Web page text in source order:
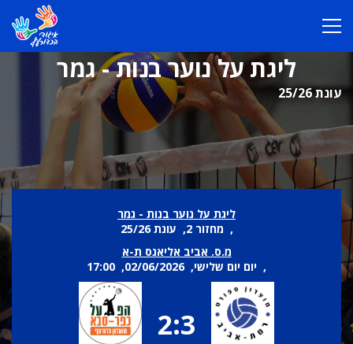
ליגת על נוער בנות - גמר
עונת 25/26
ליגת על נוער בנות - גמר
, מחזור 2, עונת 25/26
מ.ס. אביב אליאנס ת-א
, יום יום שלישי, 02/06/2026, 17:00
2:3